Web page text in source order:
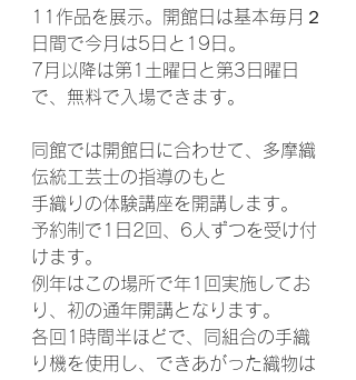
11作品を展示。開館日は基本毎月２
日間で今月は5日と19日。
7月以降は第1土曜日と第3日曜日
で、無料で入場できます。
同館では開館日に合わせて、多摩織
伝統工芸士の指導のもと
手織りの体験講座を開講します。
予約制で1日2回、6人ずつを受け付
けます。
例年はこの場所で年1回実施してお
り、初の通年開講となります。
各回1時間半ほどで、同組合の手織
り機を使用し、できあがった織物は